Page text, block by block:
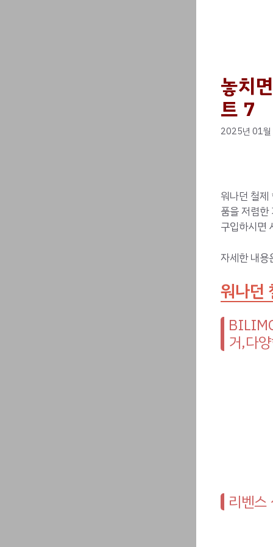
놓치
트 7
2025년 01
워나던 철제
품을 저렴
구입하시면
자세한 내용
워나던
거,다
리벤